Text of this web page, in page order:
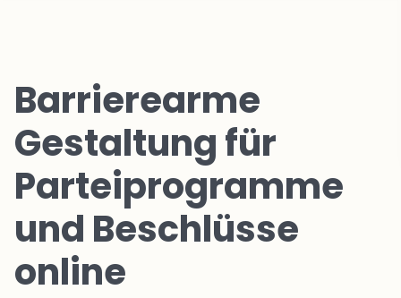
Barrierearme
Gestaltung für
Parteiprogramme
und Beschlüsse
online